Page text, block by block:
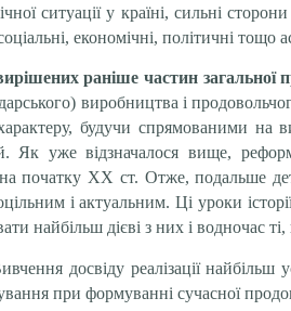
ситуації у країні, сильні
економічні, політичні
раніше частин загальної
виробництва і
будучи спрямованими на
Як уже відзначалося вище,
на початку ХХ ст. Отже, подальше
і актуальним. Ці уроки
найбільш дієві з них і водночас
досвіду реалізації
при формуванні сучасної